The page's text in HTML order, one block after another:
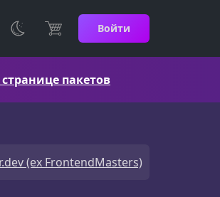
Войти
пакетов
(ex FrontendMasters)